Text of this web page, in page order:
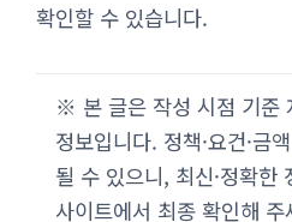
확인할 수 있습니다.
※ 본 글은 작성 시점 기준
정보입니다. 정책·요건·금
될 수 있으니, 최신·정확한
사이트에서 최종 확인해 주